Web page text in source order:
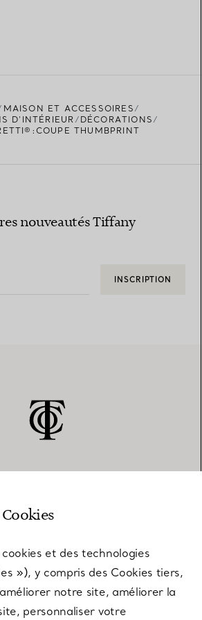
MAISON ET ACCESSOIRES
D'INTÉRIEUR
DÉCORATIONS
THUMBPRINT
nouveautés Tiffany
INSCRIPTION
et des technologies
»), y compris des Cookies tiers,
notre site, améliorer la
personnaliser votre